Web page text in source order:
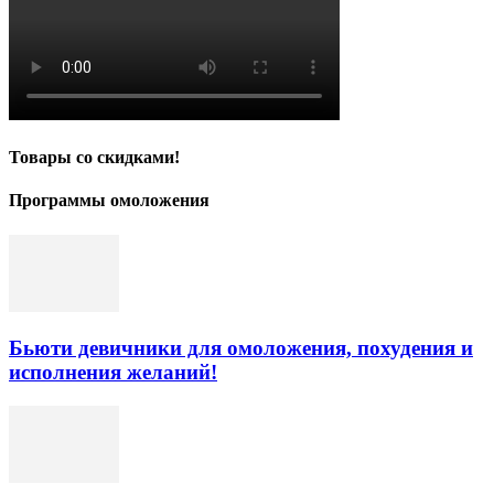
Товары со скидками!
Программы омоложения
Бьюти девичники для омоложения, похудения и
исполнения желаний!